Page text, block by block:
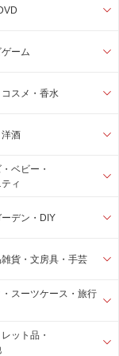
ーム
スメ・香水
洋酒
ベビー・
ィ
デン・DIY
雑貨・文房具・手芸
スーツケース・旅行
ット品・